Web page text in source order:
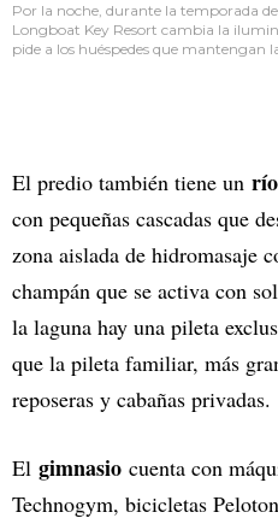
Por la noche, durante la temporada
Longboat Key Resort cambia la
pide a los huéspedes que mantengan
El predio también tiene un
con pequeñas cascadas que
zona aislada de hidromasaje
champán que se activa con
la laguna hay una pileta
que la pileta familiar, más
reposeras y cabañas privadas.
El gimnasio cuenta con
Technogym, bicicletas